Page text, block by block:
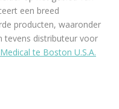
een breed
producten, waaronder
tevens distributeur voor
te Boston U.S.A.